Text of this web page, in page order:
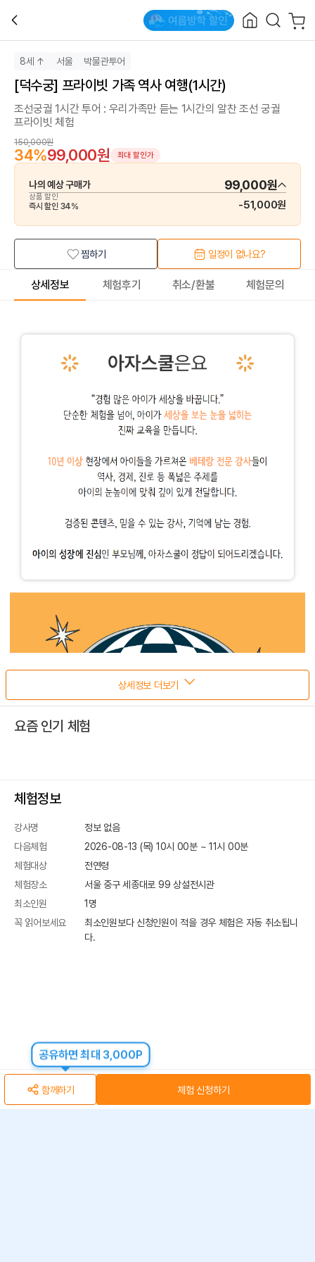
8세 ↑ 서울 박물관투어
[덕수궁] 프라이빗 가족 역사 여행(1시간)
조선궁궐 1시간 투어 : 우리가족만 듣는 1시간의 알찬 조선 궁궐
프라이빗 체험
150,000원
34%99,000원 최대 할인가
나의 예상 구매가 99,000원
상품 할인
즉시 할인 34% -51,000원
찜하기 일정이 없나요?
상세정보 체험후기 취소/환불 체험문의
상세정보 더보기
요즘 인기 체험
체험정보
강사명
정보 없음
다음체험
2026-08-13 (목) 10시 00분~ 11시 00분
체험대상
전연령
체험장소
서울 중구 세종대로 99 상설전시관
최소인원
1 명
꼭 읽어보세요
최소인원보다 신청인원이 적을 경우 체험은 자동 취소됩니
다.
공유하면 최대 3,000P
함께하기 체험 신청하기